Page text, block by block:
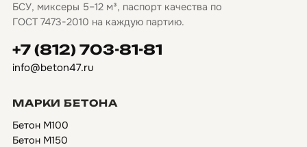
БСУ, миксеры 5–12 м³, паспорт качества по
ГОСТ 7473-2010 на каждую партию.
+7 (812) 703-81-81
info@beton47.ru
МАРКИ БЕТОНА
Бетон М100
Бетон М150